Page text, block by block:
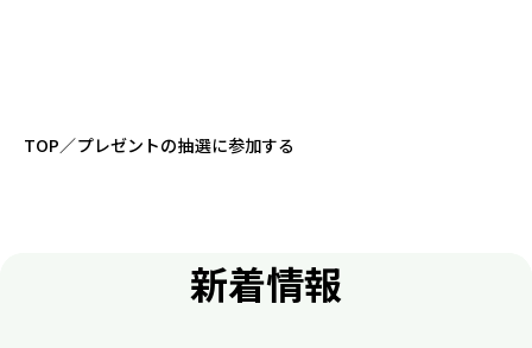
TOP／プレゼントの抽選に参加する
新着情報